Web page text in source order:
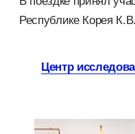
Республике Корея
Центр